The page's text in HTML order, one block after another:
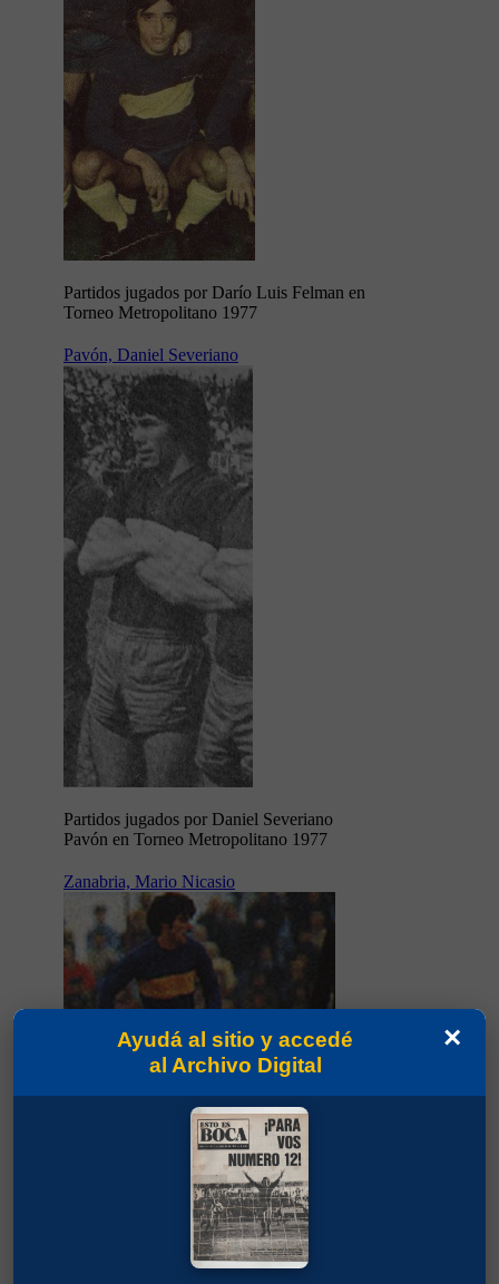
Partidos jugados por Darío Luis Felman en
Torneo Metropolitano 1977
Pavón, Daniel Severiano
Partidos jugados por Daniel Severiano
Pavón en Torneo Metropolitano 1977
Zanabria, Mario Nicasio
Partidos jugados por Mario Nicasio
Zanabria en Torneo Metropolitano 1977
Salas, Jorge Rodolfo
×
Ayudá al sitio y accedé
al Archivo Digital